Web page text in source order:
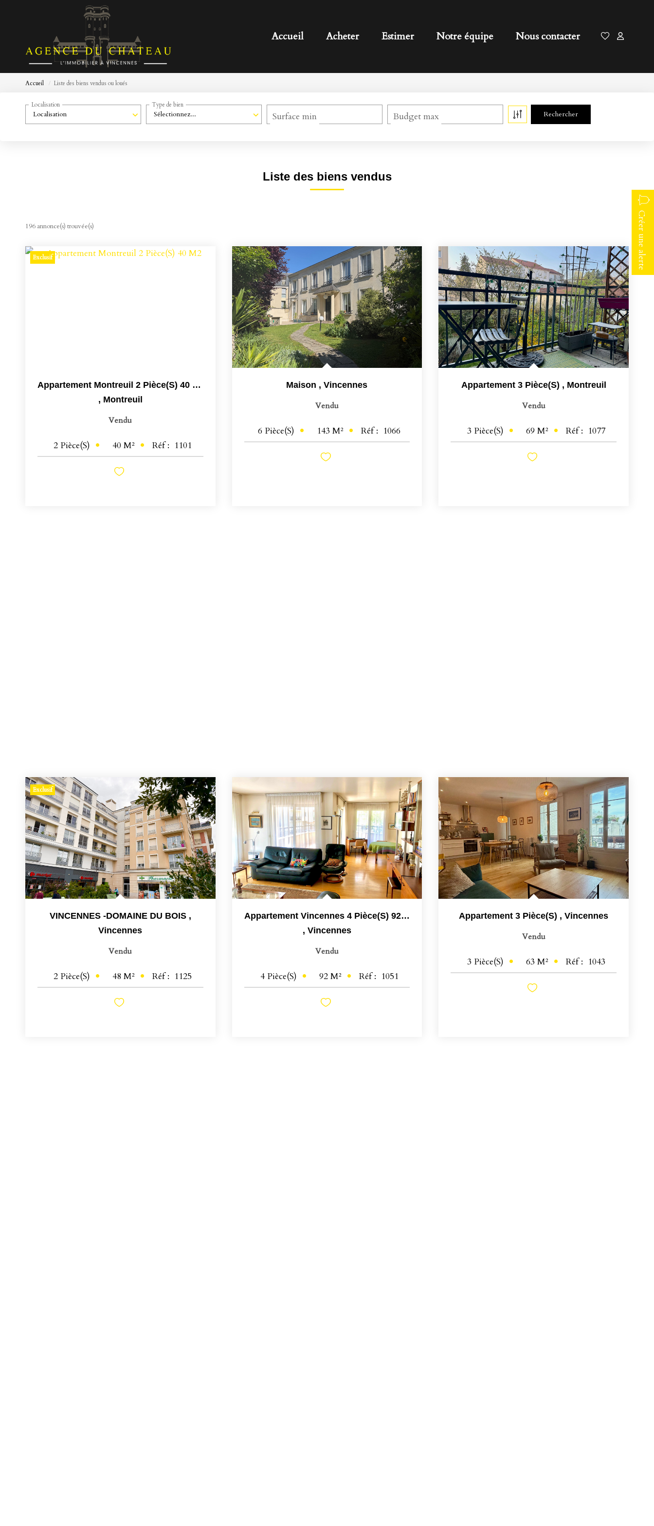
Accueil Acheter Estimer Notre équipe Nous contacter
Accueil Liste des biens vendus ou loués
Localisation
Localisation
Sélectionnez...
Type de bien
Surface min Budget max
Liste des biens vendus
Créer une alerte
196 annonce(s) trouvée(s)
Exclusif
Appartement Montreuil 2 Pièce(s) 40 M2
, Montreuil
Vendu
2 Pièce(s) 40M² Réf : 1101
Maison ,Vincennes
Vendu
6 Pièce(s) 143M² Réf : 1066
Appartement 3 Pièce(s) , Montreuil
Vendu
3 Pièce(s) 69 M² Réf : 1077
Exclusif
VINCENNES -DOMAINE DU BOIS ,
Vincennes
Vendu
2 Pièce(s) 48M² Réf : 1125
Appartement Vincennes 4 Pièce(s) 92 M2
, Vincennes
Vendu
4 Pièce(s) 92 M² Réf : 1051
Appartement 3 Pièce(s) ,Vincennes
Vendu
3 Pièce(s) 63 M² Réf : 1043